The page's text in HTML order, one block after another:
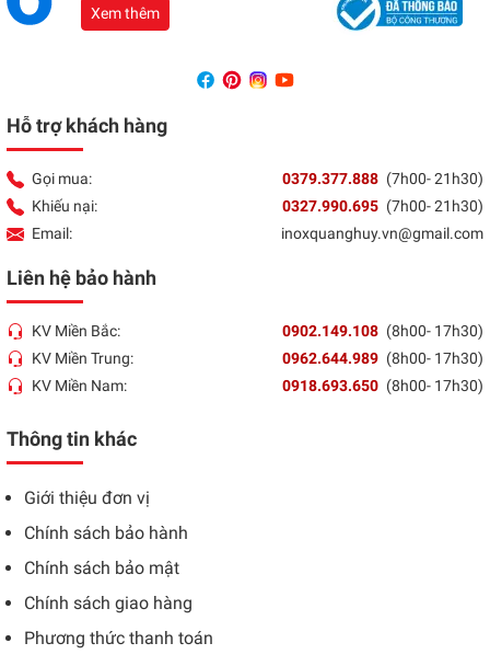
Xem thêm
Hỗ trợ khách hàng
Gọi mua: 0379.377.888 (7h00- 21h30)
Khiếu nại:
0327.990.695 (7h00- 21h30)
Email:
inoxquanghuy.vn@gmail.com
Liên hệ bảo hành
KV Miền Bắc: 0902.149.108 (8h00- 17h30)
KV Miền Trung:
0962.644.989 (8h00- 17h30)
KV Miền Nam:
0918.693.650 (8h00- 17h30)
Thông tin khác
Giới thiệu đơn vị
Chính sách bảo hành
Chính sách bảo mật
Chính sách giao hàng
Phương thức thanh toán